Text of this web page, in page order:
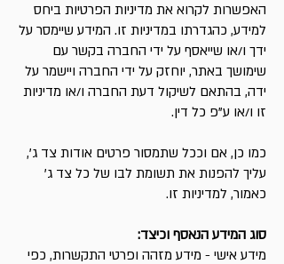
האפשרות לקרוא את מדיניות הפרטיות ביחס
למידע, כהגדרתו במדיניות זו. המידע שיימסר על
ידך ו/או שייאסף על ידי החברה בקשר עם
שימושך באתר, יוחזק על ידי החברה ויישמר על
ידה, בהתאם לשיקול דעת החברה ו/או מדיניות
זו ו/או ע"פ כל דין.
כמו כן, אם וככל שתמסור פרטים אודות צד ג',
עליך להפנות את תשומת לבו של כל צד ג'
כאמור, למדיניות זו.
סוג המידע הנאסף וכיצד:
מידע אישי - מידע מזהה ופרטי התקשרות, כפי